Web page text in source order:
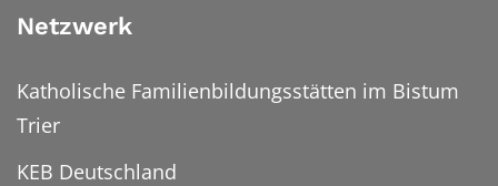
Netzwerk
Katholische Familienbildungsstätten im Bistum
Trier
KEB Deutschland